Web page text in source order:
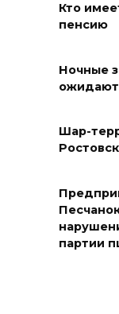
09
09
09
Кто
пенсию
Ночные
Шар-
партии